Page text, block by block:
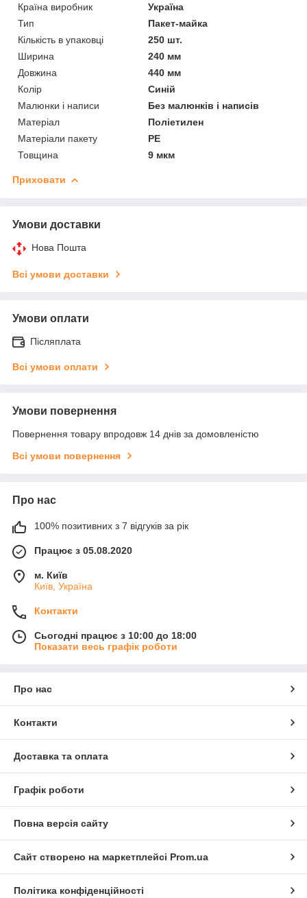
Країна виробник
Україна
Тип
Пакет-майка
Кількість в упаковці
250 шт.
Ширина
240 мм
Довжина
440 мм
Колір
Синій
Малюнки і написи
Без малюнків і написів
Матеріал
Поліетилен
Матеріали пакету
РЕ
Товщина
9 мкм
Приховати
Умови доставки
Нова Пошта
Всі умови доставки
Умови оплати
Післяплата
Всі умови оплати
Умови повернення
Повернення товару впродовж 14 днів за домовленістю
Всі умови повернення
Про нас
100% позитивних з 7 відгуків за рік
Працює з 05.08.2020
м. Київ
Київ, Україна
Контакти
Сьогодні працює з 10:00 до 18:00
Показати весь графік роботи
Про нас
Контакти
Доставка та оплата
Графік роботи
Повна версія сайту
Сайт створено на маркетплейсі Prom.ua
Політика конфіденційності